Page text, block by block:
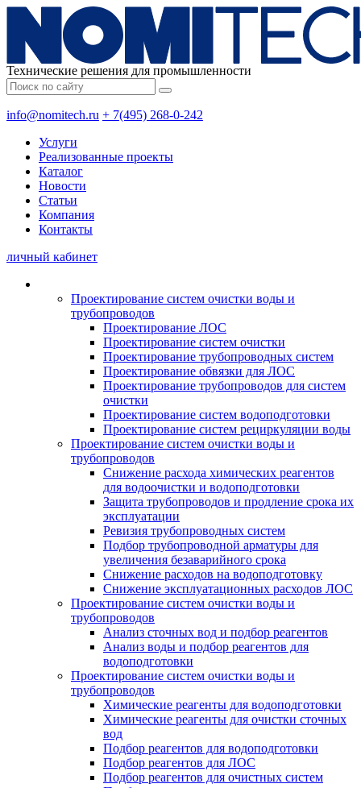
Технические решения для промышленности
info@nomitech.ru + 7(495) 268-0-242
Услуги
Реализованные проекты
Каталог
Новости
Статьи
Компания
Контакты
личный кабинет
Проектирование систем очистки воды и
трубопроводов
Проектирование ЛОС
Проектирование систем очистки
Проектирование трубопроводных систем
Проектирование обвязки для ЛОС
Проектирование трубопроводов для систем
очистки
Проектирование систем водоподготовки
Проектирование систем рециркуляции воды
Проектирование систем очистки воды и
трубопроводов
Снижение расхода химических реагентов
для водоочистки и водоподготовки
Защита трубопроводов и продление срока их
эксплуатации
Ревизия трубопроводных систем
Подбор трубопроводной арматуры для
увеличения безаварийного срока
Снижение расходов на водоподготовку
Снижение эксплуатационных расходов ЛОС
Проектирование систем очистки воды и
трубопроводов
Анализ сточных вод и подбор реагентов
Анализ воды и подбор реагентов для
водоподготовки
Проектирование систем очистки воды и
трубопроводов
Химические реагенты для водоподготовки
Химические реагенты для очистки сточных
вод
Подбор реагентов для водоподготовки
Подбор реагентов для ЛОС
Подбор реагентов для очистных систем